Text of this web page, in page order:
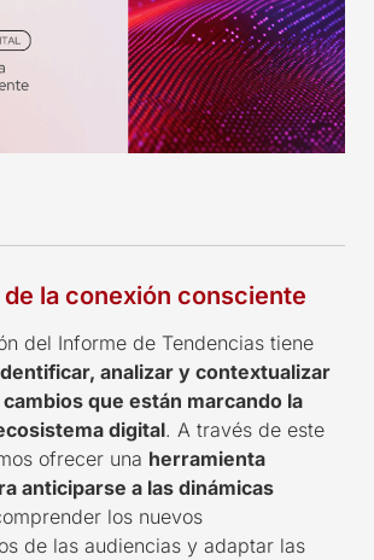
la conexión consciente
del Informe de Tendencias tiene
analizar y contextualizar
que están marcando la
digital. A través de este
ofrecer una herramienta
anticiparse a las dinámicas
los nuevos
de las audiencias y adaptar las